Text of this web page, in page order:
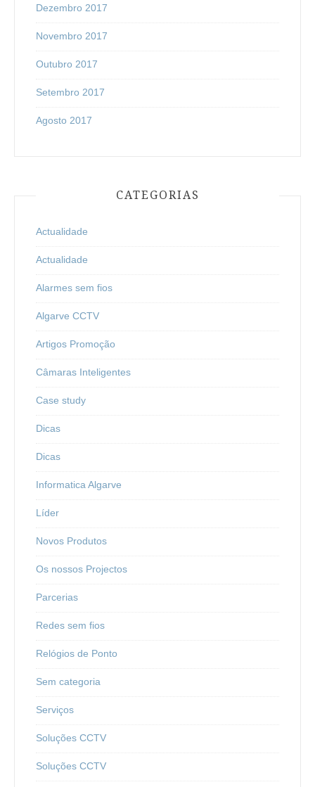
Dezembro 2017
Novembro 2017
Outubro 2017
Setembro 2017
Agosto 2017
CATEGORIAS
Actualidade
Actualidade
Alarmes sem fios
Algarve CCTV
Artigos Promoção
Câmaras Inteligentes
Case study
Dicas
Dicas
Informatica Algarve
Líder
Novos Produtos
Os nossos Projectos
Parcerias
Redes sem fios
Relógios de Ponto
Sem categoria
Serviços
Soluções CCTV
Soluções CCTV